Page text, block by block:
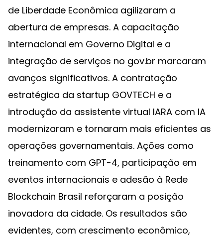
de Liberdade Econômica agilizaram a
abertura de empresas. A capacitação
internacional em Governo Digital e a
integração de serviços no gov.br marcaram
avanços significativos. A contratação
estratégica da startup GOVTECH e a
introdução da assistente virtual IARA com IA
modernizaram e tornaram mais eficientes as
operações governamentais. Ações como
treinamento com GPT-4, participação em
eventos internacionais e adesão à Rede
Blockchain Brasil reforçaram a posição
inovadora da cidade. Os resultados são
evidentes, com crescimento econômico,